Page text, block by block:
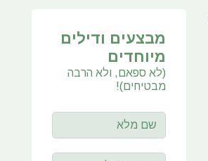
מבצעים ודילים
מיוחדים
(לא ספאם, ולא הרבה
מבטיחים)!